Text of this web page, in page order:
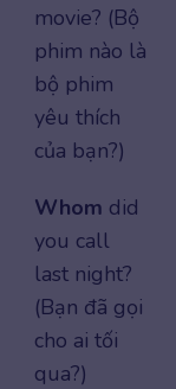
movie? (Bộ
phim nào là
bộ phim
yêu thích
của bạn?)
Whom did
you call
last night?
(Bạn đã gọi
cho ai tối
qua?)